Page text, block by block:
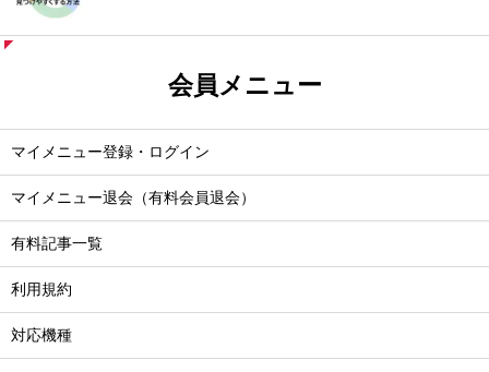
会員メニュー
マイメニュー登録・ログイン
マイメニュー退会（有料会員退会）
有料記事一覧
利用規約
対応機種